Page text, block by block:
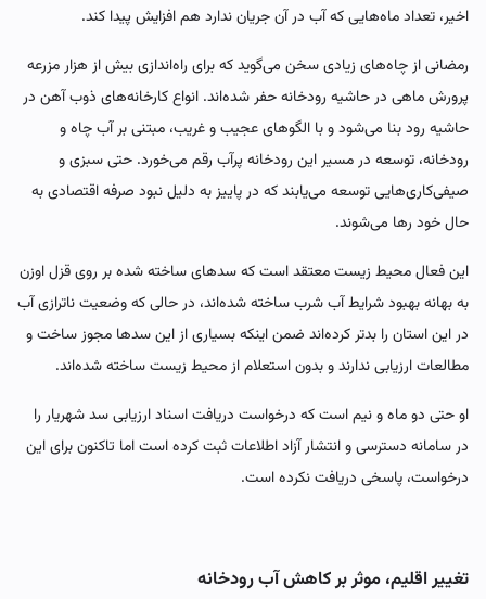
اخیر، تعداد ماه‌هایی که آب در آن جریان ندارد هم افزایش پیدا کند.
رمضانی از چاه‌های زیادی سخن می‌گوید که برای راه‌اندازی بیش از هزار مزرعه
پرورش ماهی در حاشیه رودخانه حفر شده‌اند. انواع کارخانه‌های ذوب آهن در
حاشیه رود بنا می‌شود و با الگوهای عجیب و غریب، مبتنی بر آب چاه و
رودخانه، توسعه در مسیر این رودخانه پرآب رقم می‌خورد. حتی سبزی و
صیفی‌کاری‌هایی توسعه می‌یابند که در پاییز به دلیل نبود صرفه اقتصادی به
حال خود رها می‌شوند.
این فعال محیط زیست معتقد است که سدهای ساخته شده بر روی قزل اوزن
به بهانه بهبود شرایط آب شرب ساخته شده‌اند، در حالی که وضعیت ناترازی آب
در این استان را بدتر کرده‌اند ضمن اینکه بسیاری از این سدها مجوز ساخت و
مطالعات ارزیابی ندارند و بدون استعلام از محیط زیست ساخته شده‌اند.
او حتی دو ماه و نیم است که درخواست دریافت اسناد ارزیابی سد شهریار را
در سامانه دسترسی و انتشار آزاد اطلاعات ثبت کرده است اما تاکنون برای این
درخواست، پاسخی دریافت نکرده است.
تغییر اقلیم، موثر بر کاهش آب رودخانه